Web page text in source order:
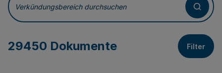
Verkündungsbereich durchsuchen
29450 Dokumente Filter